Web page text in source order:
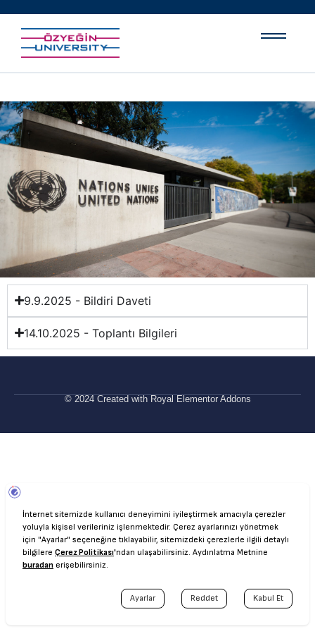
9.9.2025 - Bildiri Daveti
14.10.2025 - Toplantı Bilgileri
© 2024 Created with Royal Elementor Addons